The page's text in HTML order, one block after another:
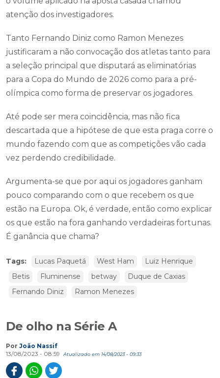
atenção dos investigadores.
Tanto Fernando Diniz como Ramon Menezes
justificaram a não convocação dos atletas tanto para
a seleção principal que disputará as eliminatórias
para a Copa do Mundo de 2026 como para a pré-
olímpica como forma de preservar os jogadores.
Até pode ser mera coincidência, mas não fica
descartada que a hipótese de que esta praga corre o
mundo fazendo com que as competições vão cada
vez perdendo credibilidade.
Argumenta-se que por aqui os jogadores ganham
pouco comparando com o que recebem os que
estão na Europa. Ok, é verdade, então como explicar
os que estão na fora ganhando verdadeiras fortunas.
É ganância que chama?
Tags: Lucas Paquetá West Ham
Luiz Henrique
Betis
Fluminense betway
Duque de Caxias
Fernando Diniz
Ramon Menezes
De olho na Série A
Por João Nassif
13/08/2023 - 08:59
Atualizado em 14/08/2023 - 09:33